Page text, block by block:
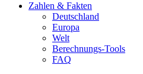
Zahlen & Fakten
Deutschland
Europa
Welt
Berechnungs-Tools
FAQ